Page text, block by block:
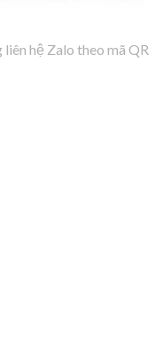
hệ Zalo theo mã QR